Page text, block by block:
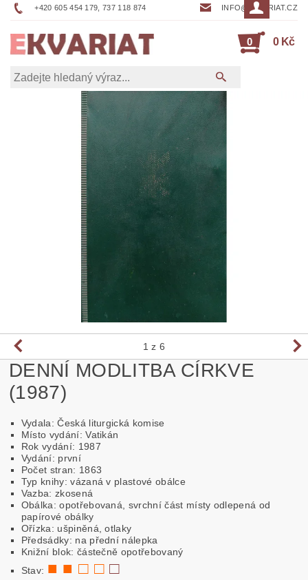
+420 605 454 179, 737 118 874 INFO@EKVARIAT.CZ
0 0 Kč
1 z 6
DENNÍ MODLITBA CÍRKVE
(1987)
Vydala: Česká liturgická komise
Místo vydání: Vatikán
Rok vydání: 1987
Vydání: první
Počet stran: 1863
Typ knihy: vázaná v plastové obálce
Vazba: zkosená
Obálka: opotřebovaná, svrchní část místy odlepená od
papírové obálky
Ořízka: ušpiněná, otlaky
Předsádky: na přední nálepka
Knižní blok: částečně opotřebovaný
Stav: ■ ■ □ □ □